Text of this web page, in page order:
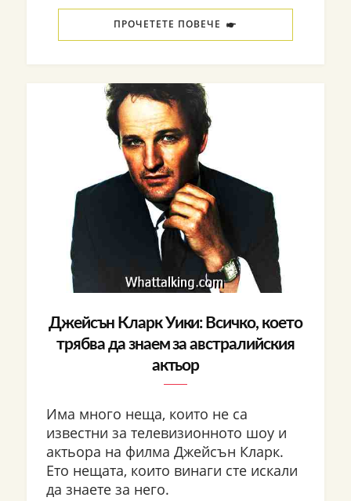
ПРОЧЕТЕТЕ ПОВЕЧЕ
Джейсън Кларк Уики: Всичко, което
трябва да знаем за австралийския
актьор
Има много неща, които не са
известни за телевизионното шоу и
актьора на филма Джейсън Кларк.
Ето нещата, които винаги сте искали
да знаете за него.